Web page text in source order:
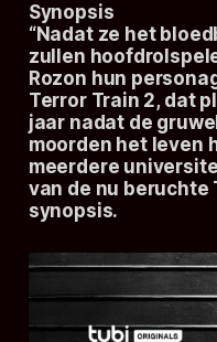
Synopsis
“Nadat ze het
zullen
Rozon hun
Terror Train 2, dat
jaar nadat de
moorden het leven
meerdere
van de nu beruchte
synopsis.